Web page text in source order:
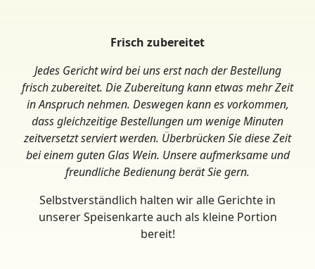
Frisch zubereitet
Jedes Gericht wird bei uns erst nach der Bestellung
frisch zubereitet. Die Zubereitung kann etwas mehr Zeit
in Anspruch nehmen. Deswegen kann es vorkommen,
dass gleichzeitige Bestellungen um wenige Minuten
zeitversetzt serviert werden. Überbrücken Sie diese Zeit
bei einem guten Glas Wein. Unsere aufmerksame und
freundliche Bedienung berät Sie gern.
Selbstverständlich halten wir alle Gerichte in
unserer Speisenkarte auch als kleine Portion
bereit!